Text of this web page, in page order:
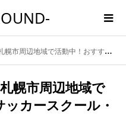
動中！おすすめのサッカースクール・クラブをご紹介！
幌市周辺地域で
カースクール・